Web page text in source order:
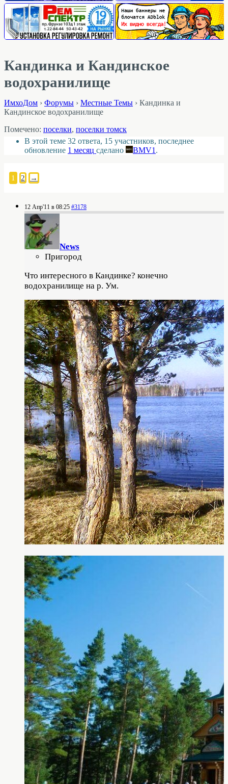
Кандинка и Кандинское
водохранилище
ИмхоДом › Форумы › Местные Темы › Кандинка и
Кандинское водохранилище
Помечено: поселки, поселки томск
В этой теме 32 ответа, 15 участников, последнее
обновление 1 месяц сделано BMV1 .
1 2 →
12 Апр'11 в 08:25 #3178
News
Пригород
Что интересного в Кандинке? конечно
водохранилище на р. Ум.